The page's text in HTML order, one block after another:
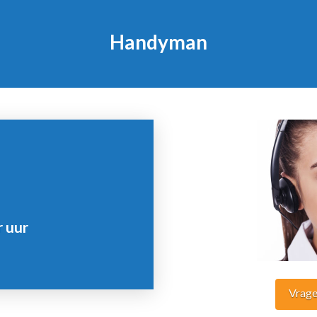
Handyman
uur